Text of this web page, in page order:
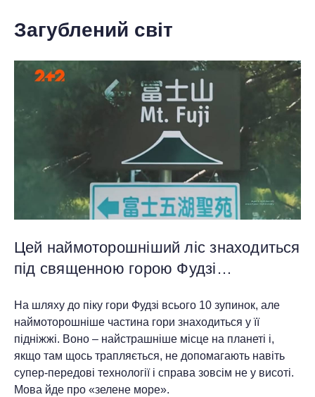
Загублений світ
Цей наймоторошніший ліс знаходиться
під священною горою Фудзі…
На шляху до піку гори Фудзі всього 10 зупинок, але
наймоторошніше частина гори знаходиться у її
підніжжі. Воно – найстрашніше місце на планеті і,
якщо там щось трапляється, не допомагають навіть
супер-передові технології і справа зовсім не у висоті.
Мова йде про «зелене море».